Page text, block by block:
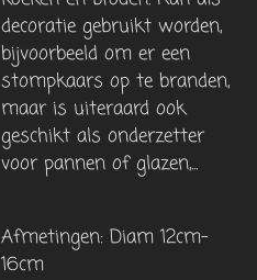
decoratie gebruikt worden,
bijvoorbeeld om er een
stompkaars op te branden,
maar is uiteraard ook
geschikt als onderzetter
voor pannen of glazen,...
Afmetingen: Diam 12cm-
16cm